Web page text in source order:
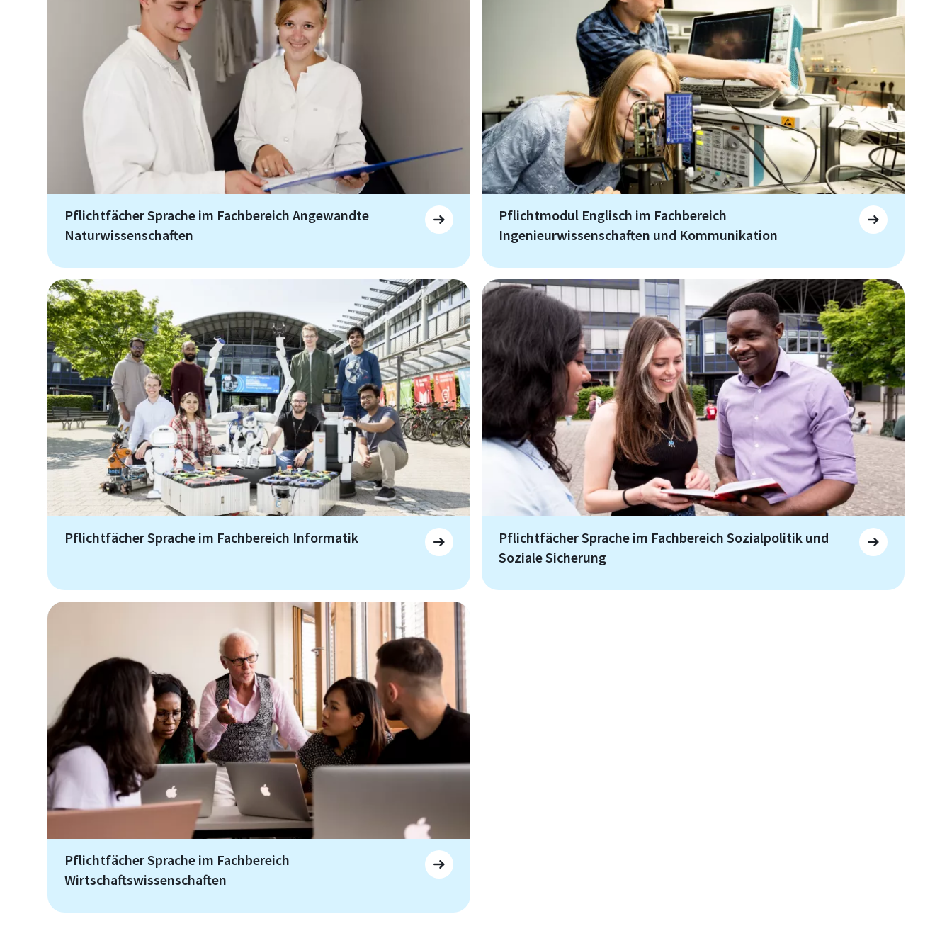
Pflichtfächer Sprache im Fachbereich Angewandte
Naturwissenschaften
Pflichtmodul Englisch im Fachbereich
Ingenieurwissenschaften und Kommunikation
Pflichtfächer Sprache im Fachbereich Informatik
Pflichtfächer Sprache im Fachbereich Sozialpolitik und
Soziale Sicherung
Pflichtfächer Sprache im Fachbereich
Wirtschaftswissenschaften